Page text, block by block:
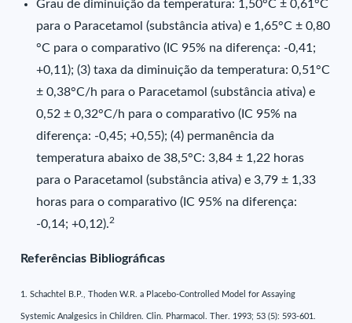
Grau de diminuição da temperatura: 1,50°C ± 0,61°C
para o Paracetamol (substância ativa) e 1,65°C ± 0,80
°C para o comparativo (IC 95% na diferença: -0,41;
+0,11); (3) taxa da diminuição da temperatura: 0,51°C
± 0,38°C/h para o Paracetamol (substância ativa) e
0,52 ± 0,32°C/h para o comparativo (IC 95% na
diferença: -0,45; +0,55); (4) permanência da
temperatura abaixo de 38,5°C: 3,84 ± 1,22 horas
para o Paracetamol (substância ativa) e 3,79 ± 1,33
horas para o comparativo (IC 95% na diferença:
-0,14; +0,12).2
Referências Bibliográficas
1. Schachtel B.P., Thoden W.R. a Placebo-Controlled Model for Assaying
Systemic Analgesics in Children. Clin. Pharmacol. Ther. 1993; 53 (5): 593-601.